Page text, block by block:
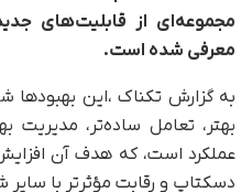
مجموعه‌ای از قابلیت‌های
معرفی شده است.
به گزارش تکناک ،این بهبودها
بهتر، تعامل ساده‌تر، مدیریت
دسکتاپ و رقابت مؤثرتر با